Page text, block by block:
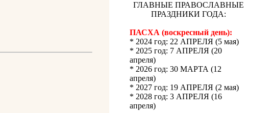
ГЛАВНЫЕ ПРАВОСЛАВНЫЕ
ПРАЗДНИКИ ГОДА:
ПАСХА (воскресный день):
* 2024 год: 22 АПРЕЛЯ (5 мая)
* 2025 год: 7 АПРЕЛЯ (20
апреля)
* 2026 год: 30 МАРТА (12
апреля)
* 2027 год: 19 АПРЕЛЯ (2 мая)
* 2028 год: 3 АПРЕЛЯ (16
апреля)